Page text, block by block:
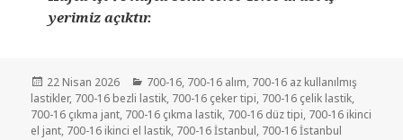
yerimiz açıktır.
Yayın
tarihi
22 Nisan 2026 Kategoriler
700-16, 700-16 alım, 700-16 az kullanılmış
lastikler, 700-16 bezli lastik, 700-16 çeker tipi, 700-16 çelik lastik,
700-16 çıkma jant, 700-16 çıkma lastik, 700-16 düz tipi, 700-16 ikinci
el jant, 700-16 ikinci el lastik, 700-16 İstanbul, 700-16 İstanbul